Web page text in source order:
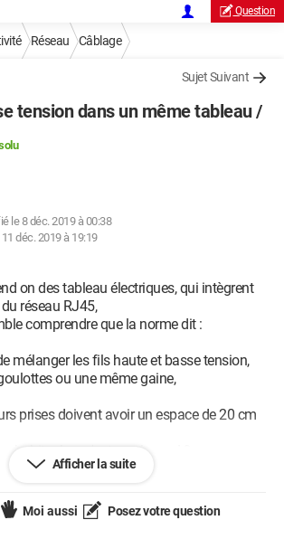
Question
Réseau Câblage
Sujet Suivant
tension dans un même tableau /
le 8 déc. 2019 à 00:38
11 déc. 2019 à 19:19
on des tableau électriques, qui intègrent
réseau RJ45,
comprendre que la norme dit :
mélanger les fils haute et basse tension,
ou une même gaine,
prises doivent avoir un espace de 20 cm
habituel, ce n'est pas le cas ! ?
le long des plinthes, ce n'est pas le
Afficher la suite
Moi aussi Posez votre question